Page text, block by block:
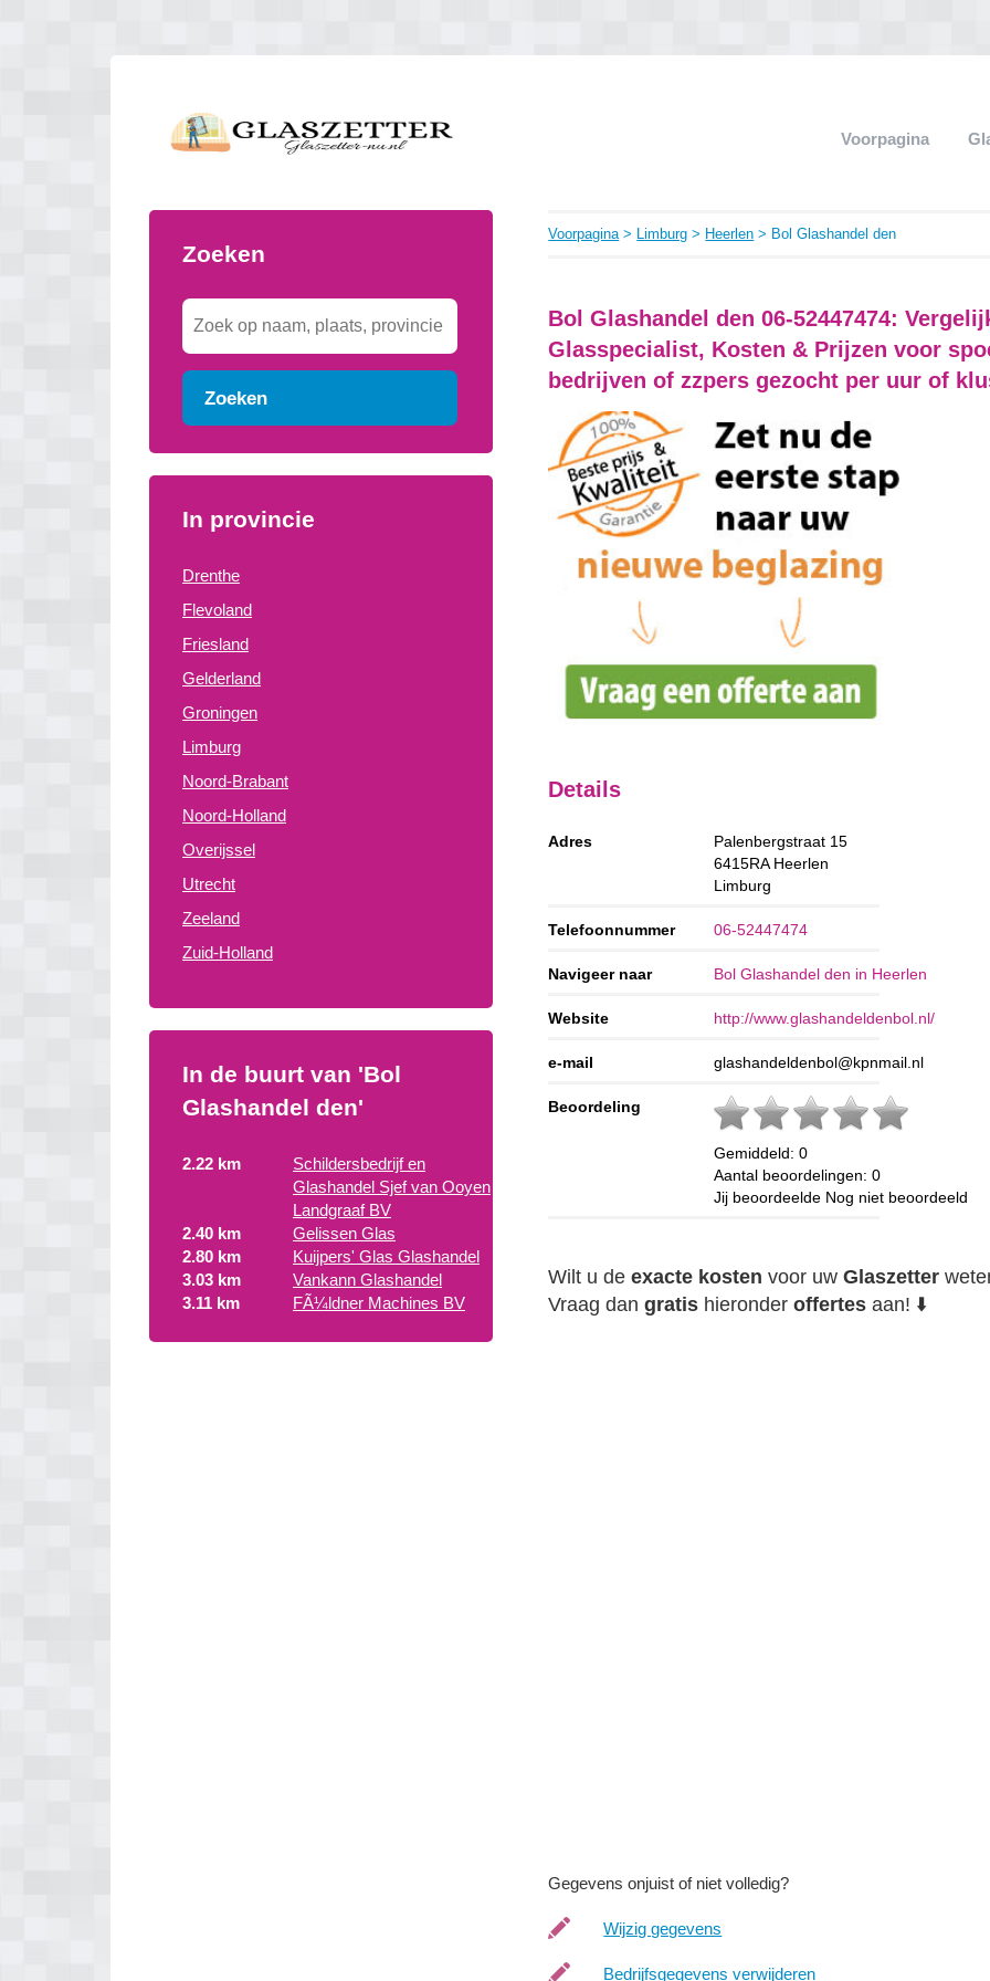
Voorpagina
Zoeken
Zoeken
In provincie
Drenthe
Flevoland
Friesland
Gelderland
Groningen
Limburg
Noord-Brabant
Noord-Holland
Overijssel
Utrecht
Zeeland
Zuid-Holland
In de buurt van 'Bol
Glashandel den'
2.22 km
Schildersbedrijf en
Glashandel Sjef van Ooyen
Landgraaf BV
2.40 km
Gelissen Glas
2.80 km
Kuijpers' Glas Glashandel
3.03 km
Vankann Glashandel
3.11 km
FÃ¼ldner Machines BV
Voorpagina> Limburg > Heerlen > Bol Glashandel den
Bol Glashandel den 06-52447474:
Glasspecialist, Kosten & Prijzen voor
bedrijven of zzpers gezocht per uur of
Details
Adres
Palenbergstraat 15
6415RA Heerlen
Limburg
Telefoonnummer 06-52447474
Navigeer naar Bol Glashandel den in Heerlen
Website http://www.glashandeldenbol.nl/
e-mail glashandeldenbol@kpnmail.nl
Beoordeling
Gemiddeld:0
Aantal beoordelingen:0
Jij beoordeelde Nog niet beoordeeld
Wilt u deexacte kosten voor uwGlaszetter
Vraag dangratis hieronderoffertes aan! ⬇️
Gegevens onjuist of niet volledig?
Wijzig gegevens
Bedrijfsgegevens verwijderen